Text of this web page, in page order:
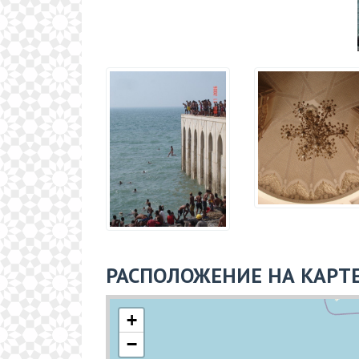
РАСПОЛОЖЕНИЕ НА
+
−